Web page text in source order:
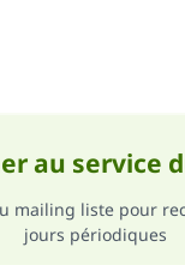
au service
mailing liste pour
jours périodiques